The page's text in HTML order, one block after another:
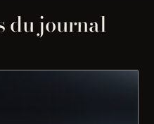
du journal